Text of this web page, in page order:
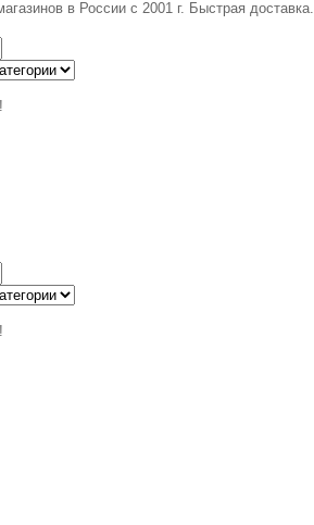
в России с 2001 г. Быстрая доставка.